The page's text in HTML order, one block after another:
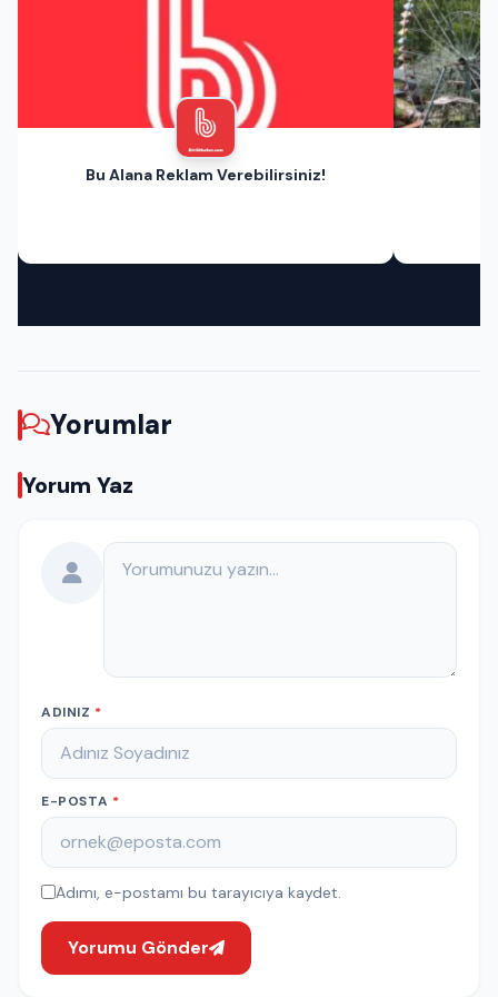
Bu Alana Reklam Verebilirsiniz!
Yorumlar
Yorum Yaz
Yorumunuz
ADINIZ *
E-POSTA *
Adımı, e-postamı bu tarayıcıya kaydet.
Yorumu Gönder